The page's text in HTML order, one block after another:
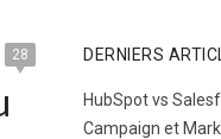
28 DERNIERS
HubSpot vs
Campaign et